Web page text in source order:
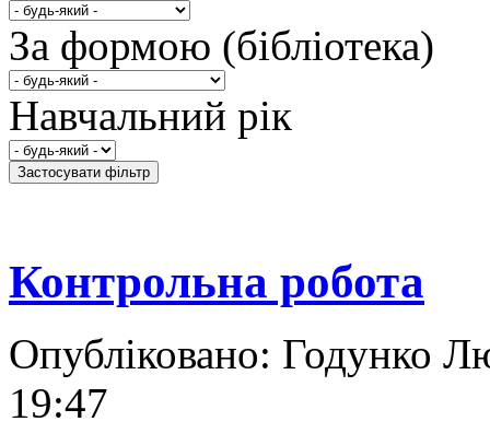
За формою (бібліотека)
Навчальний рік
Контрольна робота
Опубліковано: Годунко
19:47